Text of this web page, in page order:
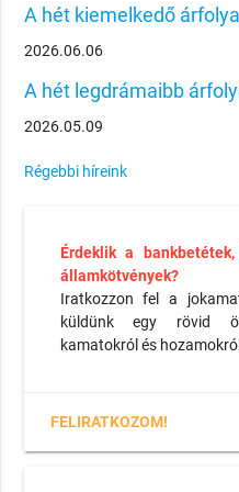
A hét kiemelkedő
2026.06.06
A hét legdrámaibb
2026.05.09
Régebbi híreink
Érdeklik a
államkötvények?
Iratkozzon fel a
küldünk egy rövid
kamatokról és
FELIRATKOZOM!